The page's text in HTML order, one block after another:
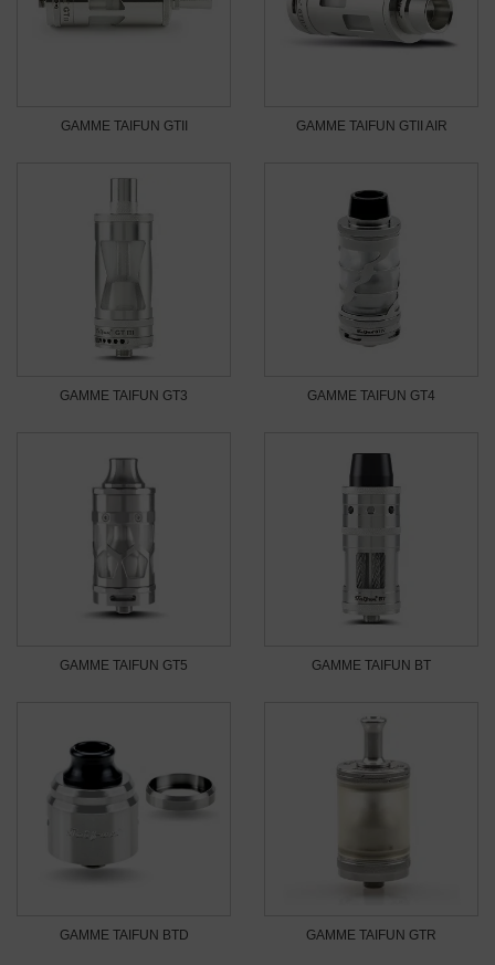
GAMME TAIFUN GTII GAMME TAIFUN GTII AIR
GAMME TAIFUN GT3 GAMME TAIFUN GT4
GAMME TAIFUN GT5 GAMME TAIFUN BT
GAMME TAIFUN BTD GAMME TAIFUN GTR